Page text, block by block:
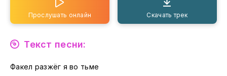
Прослушать онлайн Скачать трек
Текст песни:
Факел разжёг я во тьме